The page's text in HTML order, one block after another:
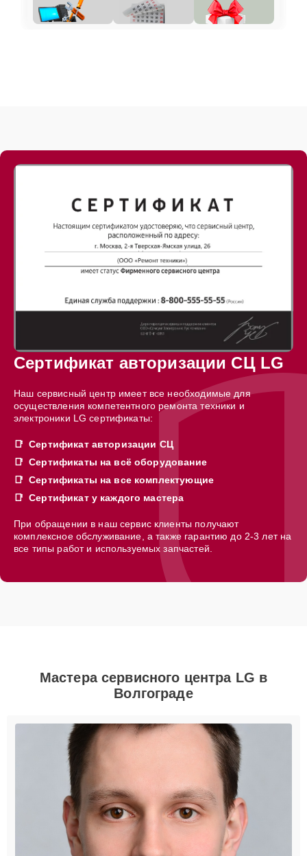
Сертификат авторизации СЦ LG
Наш сервисный центр имеет все необходимые для
осуществления компетентного ремонта техники и
электроники LG сертификаты:
Сертификат авторизации СЦ
Сертификаты на всё оборудование
Сертификаты на все комплектующие
Сертификат у каждого мастера
При обращении в наш сервис клиенты получают
комплексное обслуживание, а также гарантию до 2-3 лет на
все типы работ и используемых запчастей.
Мастера сервисного центра LG в
Волгограде